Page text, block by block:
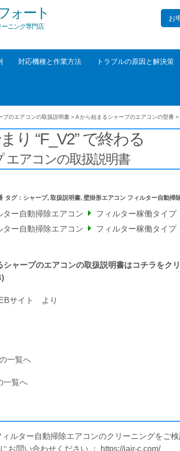
ォート
ニング専門店
お
対応機種と作業方法 トラブルの原因と解決策
プのエアコンの取扱説明書 > A から始まるシャープのエアコンの型番 >
り “F_V2” で終わる
エアコンの取扱説明書
タグ： シャープ, 取扱説明書, 壁掛形エアコン フィルター自動掃
ター自動掃除エアコン フィルター稼働タイプ
ター自動掃除エアコン フィルター稼働タイプ
シャープのエアコンの取扱説明書はコチラをク
サイト より
一覧へ
一覧へ
ルター自動掃除エアコンのクリーニングをご
お問い合わせください ： https://iair-c.com/